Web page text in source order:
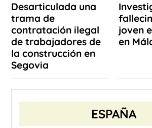
Desarticulada una
trama de
contratación ilegal
de trabajadores de
la construcción en
Segovia
joven
en
ESPAÑA